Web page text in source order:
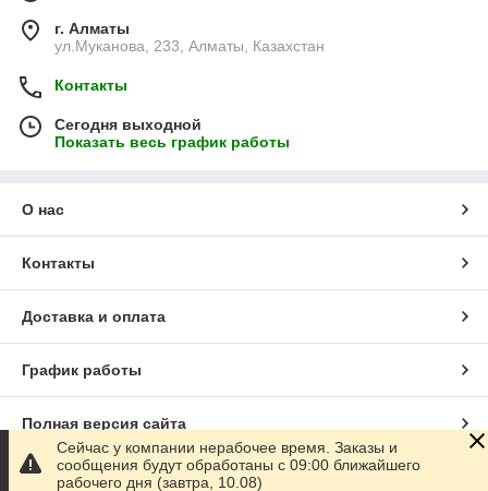
г. Алматы
ул.Муканова, 233, Алматы, Казахстан
Контакты
Сегодня выходной
Показать весь график работы
О нас
Контакты
Доставка и оплата
График работы
Полная версия сайта
Сайт создан на маркетплейсеSatu.kz
Сейчас у компании нерабочее время. Заказы и
сообщения будут обработаны с 09:00 ближайшего
рабочего дня (завтра, 10.08)